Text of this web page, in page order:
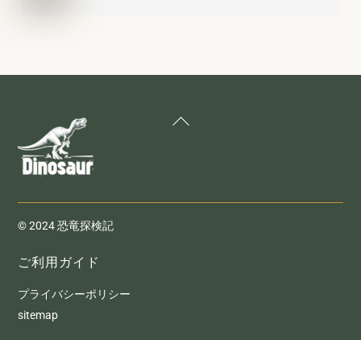
To
© 2024 恐竜探検記
ご利用ガイド
プライバシーポリシー
sitemap